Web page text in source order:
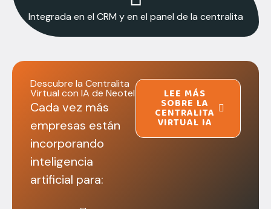
Integrada en el CRM y en el panel de la centralita
Descubre la Centralita
Virtual con IA de Neotel
Cada vez más
empresas están
incorporando
inteligencia
artificial para:
LEE MÁS
SOBRE LA
CENTRALITA
VIRTUAL IA